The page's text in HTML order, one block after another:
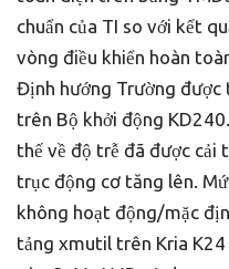
chuẩn của TI so với kết
vòng điều khiển hoàn
Định hướng Trường được
trên Bộ khởi động
thế về độ trễ đã được cải
trục động cơ tăng lên.
không hoạt động/mặc
tảng xmutil trên Kria